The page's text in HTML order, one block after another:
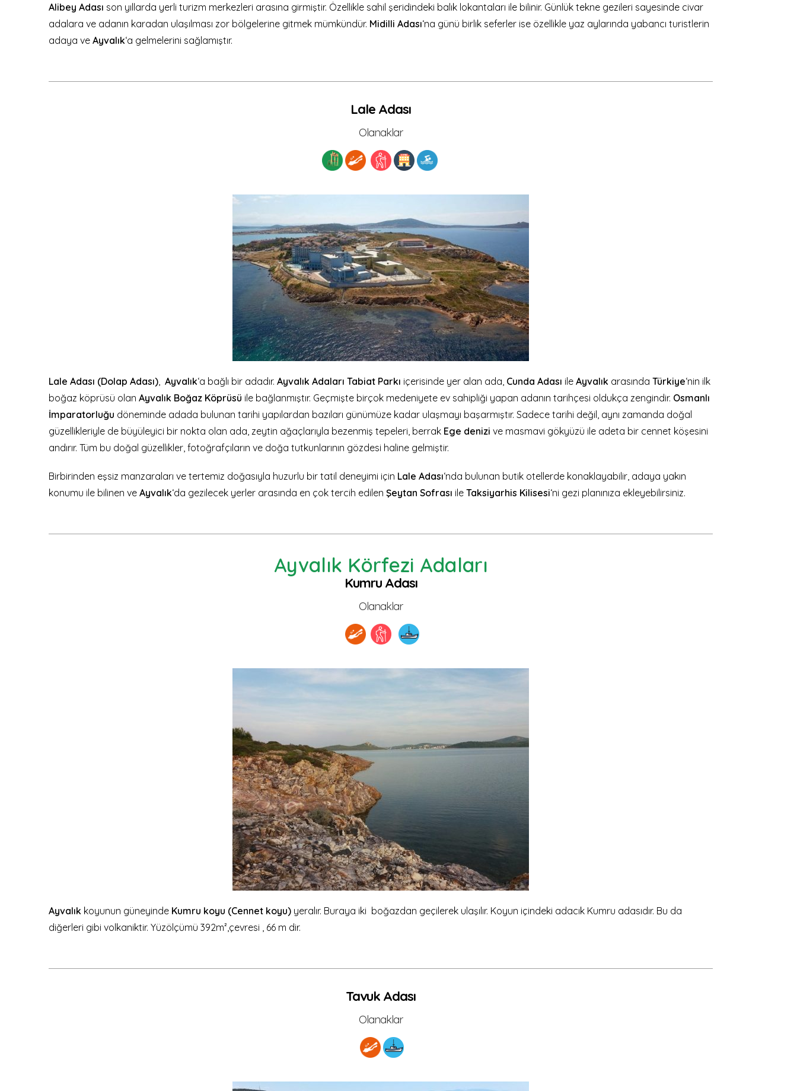
Alibey Adası son yıllarda yerli turizm merkezleri arasına girmiştir. Özellikle sahil şeridindeki balık lokantaları ile bilinir. Günlük tekne gezileri sayesinde civar
adalara ve adanın karadan ulaşılması zor bölgelerine gitmek mümkündür. Midilli Adası‘na günü birlik seferler ise özellikle yaz aylarında yabancı turistlerin
adaya ve Ayvalık‘a gelmelerini sağlamıştır.
Lale Adası
Olanaklar
Lale Adası (Dolap Adası) Ayvalık‘a bağlı bir adadır. Ayvalık Adaları Tabiat Parkı içerisinde yer alan ada, Cunda Adası ile Ayvalık arasında Türkiye‘nin ilk
boğaz köprüsü olan Ayvalık Boğaz Köprüsü ile bağlanmıştır. Geçmişte birçok medeniyete ev sahipliği yapan adanın tarihçesi oldukça zengindir. Osmanlı
İmparatorluğu döneminde adada bulunan tarihi yapılardan bazıları günümüze kadar ulaşmayı başarmıştır. Sadece tarihi değil, aynı zamanda doğal
güzellikleriyle de büyüleyici bir nokta olan ada, zeytin ağaçlarıyla bezenmiş tepeleri, berrak Ege denizi ve masmavi gökyüzü ile adeta bir cennet köşesini
andırır. Tüm bu doğal güzellikler, fotoğrafçıların ve doğa tutkunlarının gözdesi haline gelmiştir.
Birbirinden eşsiz manzaraları ve tertemiz doğasıyla huzurlu bir tatil deneyimi için Lale Adası‘nda bulunan butik otellerde konaklayabilir, adaya yakın
konumu ile bilinen ve Ayvalık‘da gezilecek yerler arasında en çok tercih edilen Şeytan Sofrası ile Taksiyarhis Kilisesi‘ni gezi planınıza ekleyebilirsiniz.
Ayvalık Körfezi Adaları
Kumru Adası
Olanaklar
Ayvalık koyunun güneyinde Kumru koyu (Cennet koyu) yeralır. Buraya iki boğazdan geçilerek ulaşılır. Koyun içindeki adacık Kumru adasıdır. Bu da
diğerleri gibi volkaniktir. Yüzölçümü 392m²,çevresi , 66 m dir.
Tavuk Adası
Olanaklar